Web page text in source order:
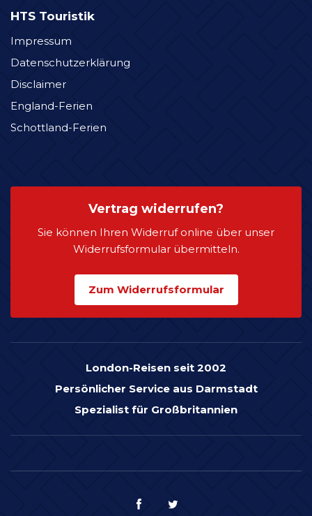
HTS Touristik
Impressum
Datenschutzerklärung
Disclaimer
England-Ferien
Schottland-Ferien
Vertrag widerrufen?
Sie können Ihren Widerruf online über unser
Widerrufsformular übermitteln.
Zum Widerrufsformular
London-Reisen seit 2002
Persönlicher Service aus Darmstadt
Spezialist für Großbritannien